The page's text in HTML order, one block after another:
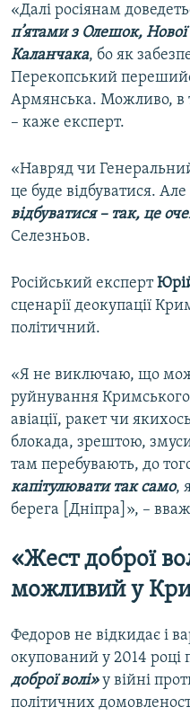
«Далі росіянам
п’ятами з Олешок,
Каланчака, бо як
Перекопський
Армянська. Можливо, в
– каже експерт.
«Навряд чи
це буде відбуватися. Але
відбуватися – так, це
Селезньов.
Російський експерт
сценарії деокупації
політичний.
«Я не виключаю, що
руйнування
авіації, ракет чи
блокада, зрештою,
там перебувають, до
капітулювати так само,
берега [Дніпра]», –
«Жест доброї
можливий у
Федоров не відкидає і
окупований у 2014 році
доброї волі»у війні
політичних